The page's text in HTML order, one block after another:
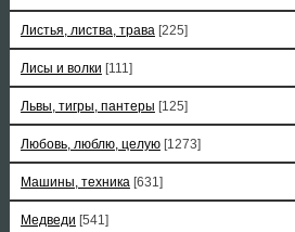
Листья, листва, трава [225]
Лисы и волки [111]
Львы, тигры, пантеры [125]
Любовь, люблю, целую [1273]
Машины, техника [631]
Медведи [541]